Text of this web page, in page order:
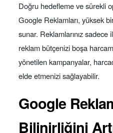
Doğru hedefleme ve sürekli
Google Reklamları, yüksek
sunar. Reklamlarınız
reklam bütçenizi boşa
yönetilen kampanyalar,
elde etmenizi sağlayabilir.
Google
Bilinirliğini